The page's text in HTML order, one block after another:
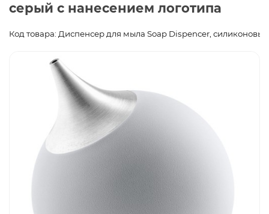
серый с нанесением логотипа
Код товара: Диспенсер для мыла Soap Dispencer,